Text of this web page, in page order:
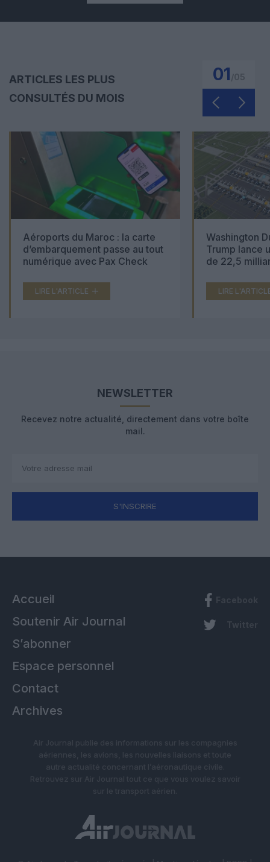
ARTICLES LES PLUS
CONSULTÉS DU MOIS
01
Aéroports du Maroc : la carte
d’embarquement passe au tout
numérique avec Pax Check
LIRE L'ARTICLE
Washington
Trump lance
de 22,5
LIRE
NEWSLETTER
Recevez notre actualité, directement dans votre boîte
mail.
S'INSCRIRE
Accueil
Soutenir Air Journal
S’abonner
Espace personnel
Contact
Archives